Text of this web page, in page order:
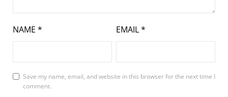
NAME * EMAIL*
Save my name, email, and website in this browser for the next time I
comment.